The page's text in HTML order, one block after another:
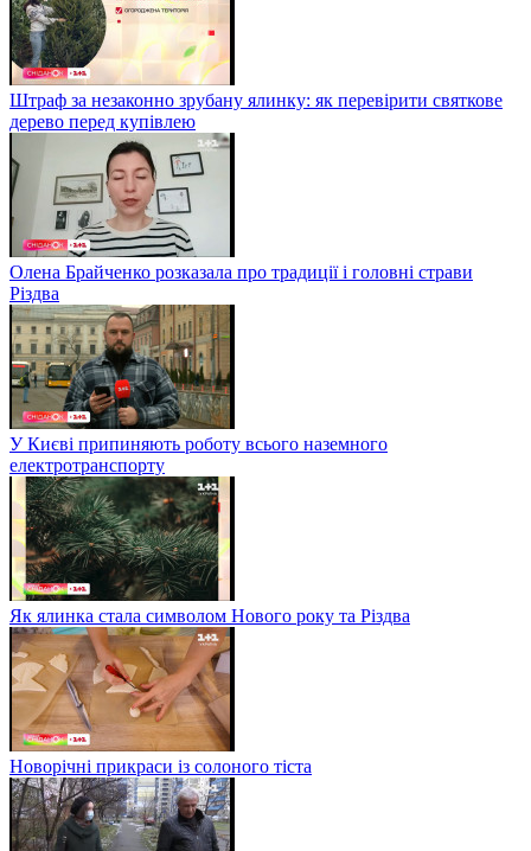
Штраф за незаконно зрубану ялинку: як перевірити святкове
дерево перед купівлею
Олена Брайченко розказала про традиції і головні страви
Різдва
У Києві припиняють роботу всього наземного
електротранспорту
Як ялинка стала символом Нового року та Різдва
Новорічні прикраси із солоного тіста